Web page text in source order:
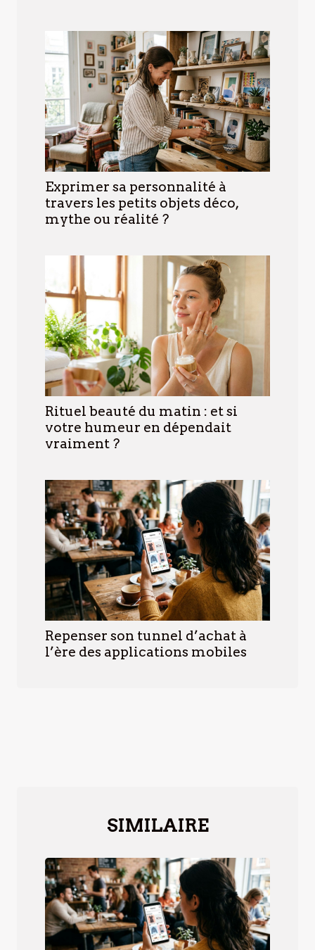
Exprimer sa personnalité à
travers les petits objets déco,
mythe ou réalité ?
Rituel beauté du matin : et si
votre humeur en dépendait
vraiment ?
Repenser son tunnel d’achat à
l’ère des applications mobiles
SIMILAIRE